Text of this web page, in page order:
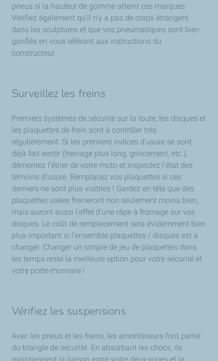
pneus si la hauteur de gomme atteint ces marques.
Vérifiez également qu’il n’y a pas de corps étrangers
dans les sculptures et que vos pneumatiques sont bien
gonflés en vous référant aux instructions du
constructeur.
Surveillez les freins
Premiers systèmes de sécurité sur la route, les disques et
les plaquettes de frein sont à contrôler très
régulièrement. Si les premiers indices d’usure se sont
déjà fait sentir (freinage plus long, grincement, etc.),
démontez l’étrier de votre moto et inspectez l’état des
témoins d’usure. Remplacez vos plaquettes si ces
derniers ne sont plus visibles ! Gardez en tête que des
plaquettes usées freineront non seulement moins bien,
mais auront aussi l’effet d’une râpe à fromage sur vos
disques. Le coût de remplacement sera évidemment bien
plus important si l’ensemble plaquettes / disques est à
changer. Changer un simple de jeu de plaquettes dans
les temps reste la meilleure option pour votre sécurité et
votre porte-monnaie !
Vérifiez les suspensions
Avec les pneus et les freins, les amortisseurs font partie
du triangle de sécurité. En absorbant les chocs, ils